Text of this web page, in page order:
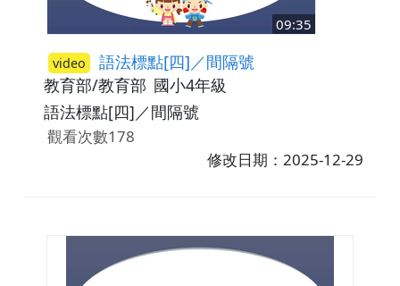
09:35
video 語法標點[四]／間隔號
教育部/教育部 國小4年級
語法標點[四]／間隔號
觀看次數178
修改日期：2025-12-29